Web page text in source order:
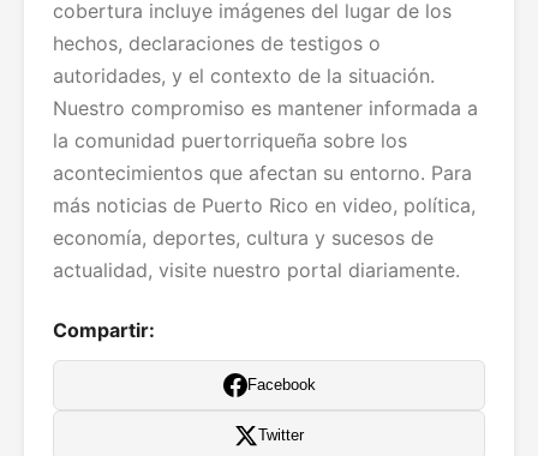
cobertura incluye imágenes del lugar de los
hechos, declaraciones de testigos o
autoridades, y el contexto de la situación.
Nuestro compromiso es mantener informada a
la comunidad puertorriqueña sobre los
acontecimientos que afectan su entorno. Para
más noticias de Puerto Rico en video, política,
economía, deportes, cultura y sucesos de
actualidad, visite nuestro portal diariamente.
Compartir:
Facebook
Twitter